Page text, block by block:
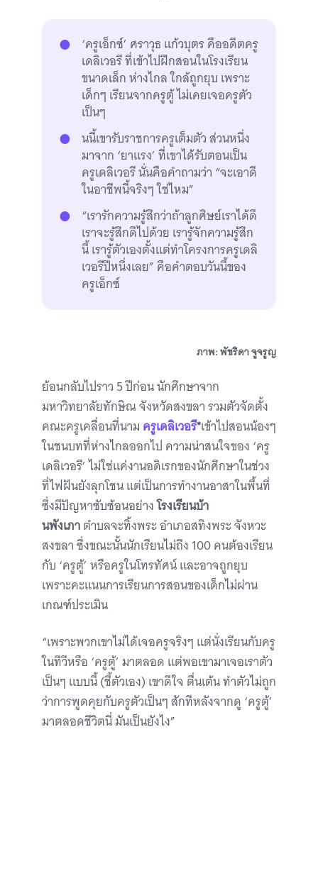
‘ครูเอ็กซ์’ ศราวุธ แก้วบุตร คืออดีตครู
เดลิเวอรี ที่เข้าไปฝึกสอนในโรงเรียน
ขนาดเล็ก ห่างไกล ใกล้ถูกยุบ เพราะ
เด็กๆ เรียนจากครูตู้ ไม่เคยเจอครูตัว
เป็นๆ
นนี้เขารับราชการครูเต็มตัว ส่วนหนึ่ง
มาจาก ‘ยาแรง’ ที่เขาได้รับตอนเป็น
ครูเดลิเวอรี นั่นคือคำถามว่า “จะเอาดี
ในอาชีพนี้จริงๆ ใช่ไหม”
“เรารักความรู้สึกว่าถ้าลูกศิษย์เราได้ดี
เราจะรู้สึกดีไปด้วย เรารู้จักความรู้สึก
นี้ เรารู้ตัวเองตั้งแต่ทำโครงการครูเดลิ
เวอรีปีหนึ่งเลย” คือคำตอบวันนี้ของ
ครูเอ็กซ์
ภาพ: พัชริดา จูจรูญ
ย้อนกลับไปราว 5 ปีก่อน นักศึกษาจาก
มหาวิทยาลัยทักษิณ จังหวัดสงขลา รวมตัวจัดตั้ง
คณะครูเคลื่อนที่นาม ครูเดลิเวอรี*เข้าไปสอนน้องๆ
ในชนบทที่ห่างไกลออกไป ความน่าสนใจของ ‘ครู
เดลิเวอรี’ ไม่ใช่แค่งานอดิเรกของนักศึกษาในช่วง
ที่ไฟฝันยังลุกโชน แต่เป็นการทำงานอาสาในพื้นที่
ซึ่งมีปัญหาซับซ้อนอย่างโรงเรียนบ้า
นพังเภาตำบลจะทิ้งพระ อำเภอสทิงพระ จังหวะ
สงขลา ซึ่งขณะนั้นนักเรียนไม่ถึง 100 คนต้องเรียน
กับ ‘ครูตู้’ หรือครูในโทรทัศน์ และอาจถูกยุบ
เพราะคะแนนการเรียนการสอนของเด็กไม่ผ่าน
เกณฑ์ประเมิน
“เพราะพวกเขาไม่ได้เจอครูจริงๆ แต่นั่งเรียนกับครู
ในทีวีหรือ ‘ครูตู้’ มาตลอด แต่พอเขามาเจอเราตัว
เป็นๆ แบบนี้ (ชี้ตัวเอง) เขาดีใจ ตื่นเต้น ทำตัวไม่ถูก
ว่าการพูดคุยกับครูตัวเป็นๆ สักทีหลังจากดู ‘ครูตู้’
มาตลอดชีวิตนี่ มันเป็นยังไง”